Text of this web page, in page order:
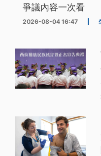
爭議內容一次看
2026-08-04 16:47